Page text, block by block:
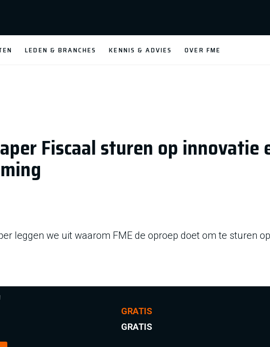
LEDEN & BRANCHES KENNIS & ADVIES OVER FME
Fiscaal sturen op innovatie
leggen we uit waarom FME de oproep doet om te sturen
GRATIS
GRATIS